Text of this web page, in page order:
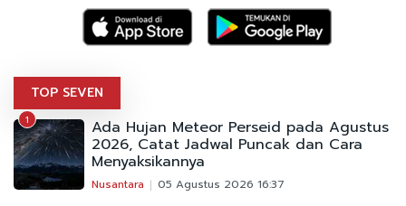
TOP SEVEN
1 Ada Hujan Meteor Perseid pada Agustus
2026, Catat Jadwal Puncak dan Cara
Menyaksikannya
Nusantara 05 Agustus 2026 16:37